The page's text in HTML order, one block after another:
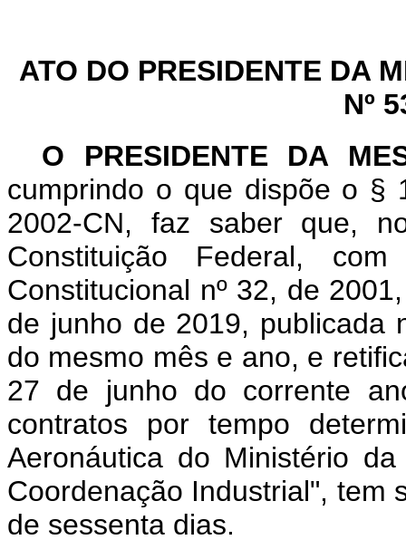
ATO DO PRESIDENTE DA
Nº
O PRESIDENTE DA
cumprindo o que dispõe o §
2002-CN, faz saber que,
Constituição Federal,
Constitucional nº 32, de
de junho de 2019, publicada
do mesmo mês e ano, e
27 de junho do corrente
contratos por tempo
Aeronáutica do Ministério
Coordenação Industrial", tem
de sessenta dias.